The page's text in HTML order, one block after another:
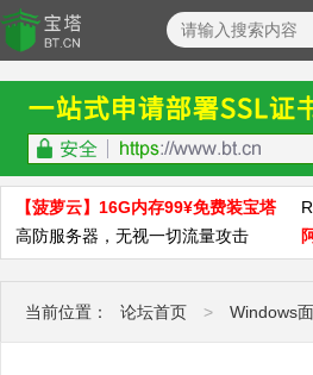
【菠萝云】16G内存99¥免费装宝塔
高防服务器，无视一切流量攻击
当前位置： 论坛首页 > Windows